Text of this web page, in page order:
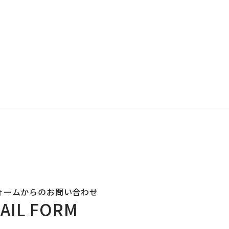
ームからのお問い合わせ
FORM